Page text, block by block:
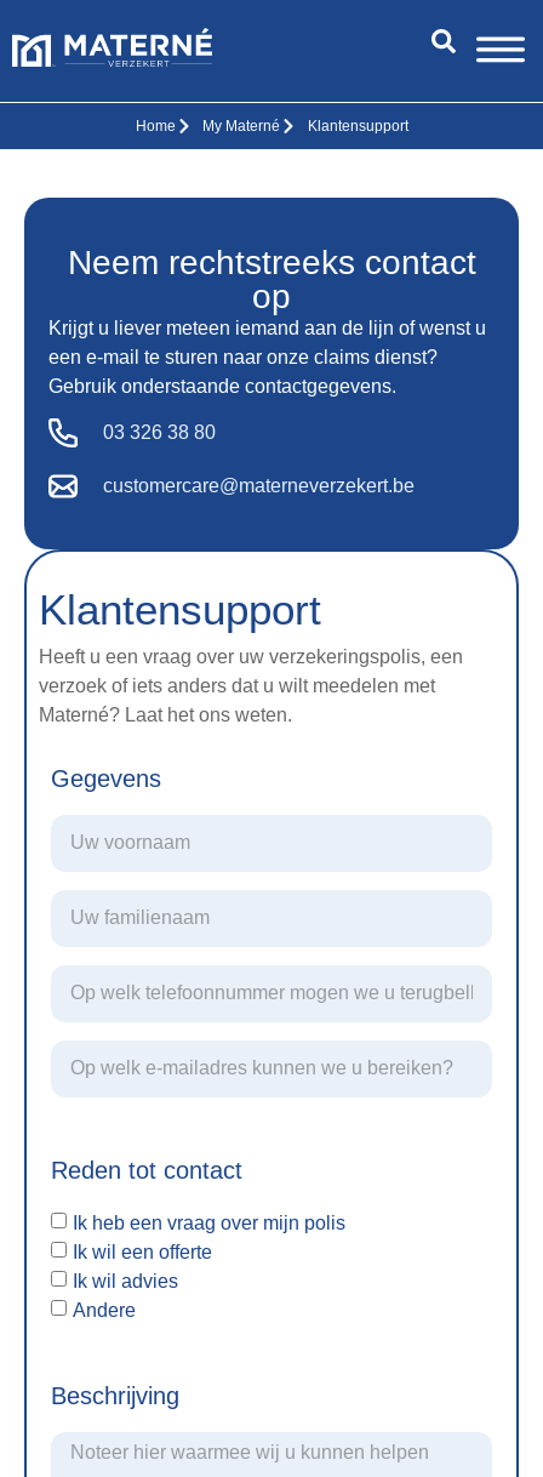
Home My Materné Klantensupport
Klantensupport
Heeft u een vraag over uw verzekeringspolis, een
verzoek of iets anders dat u wilt meedelen met
Materné? Laat het ons weten.
Gegevens
Reden tot contact
Ik heb een vraag over mijn polis
Ik wil een offerte
Ik wil advies
Andere
Beschrijving
Neem rechtstreeks contact
op
Krijgt u liever meteen iemand aan de lijn of wenst u
een e-mail te sturen naar onze claims dienst?
Gebruik onderstaande contactgegevens.
03 326 38 80
customercare@materneverzekert.be